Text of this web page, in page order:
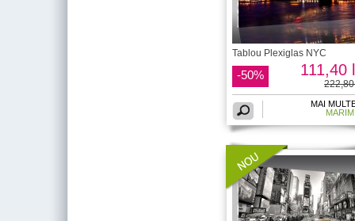
Tablou Plexiglas NYC
-50% 111,40
MAI